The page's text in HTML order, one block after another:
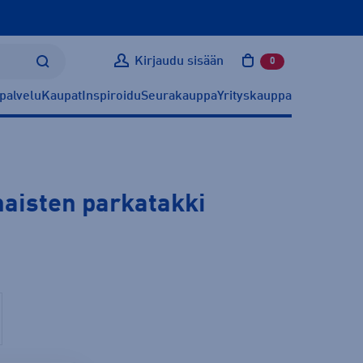
Kirjaudu sisään 0 tuotetta
Kaupat InspiroiduSeurakauppaYrityskauppa
parkatakki